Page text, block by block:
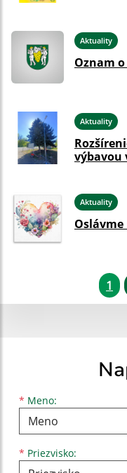
Aktuality
Oznam
Aktuality
výbavou
Aktuality
1
* Meno:
Meno
* Priezvisko:
Priezvisko
E-mailová adresa